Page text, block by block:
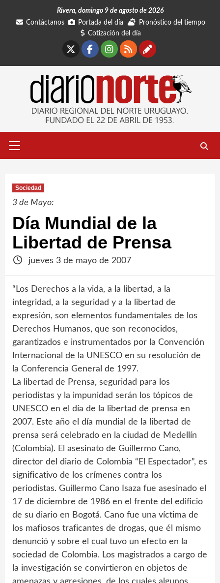
Rivera, domingo 9 de agosto de 2026
Contáctanos
Portada del día
Pronóstico del tiempo
Cotización del día
Facebook
Instagram
RSSContáctanos
primario
Sociedad
3 de Mayo:
Día Mundial de la
Libertad de Prensa
jueves 3 de mayo de 2007
“Los Derechos a la vida, a la libertad, a la
integridad, a la seguridad y a la libertad de
expresión, son elementos fundamentales de los
Derechos Humanos, que son reconocidos,
garantizados e instrumentados por la Convención
Internacional de la UNESCO en su resolución de
la Conferencia General de 1997.
La libertad de Prensa, seguridad para los
periodistas y la impunidad serán los tópicos de
UNESCO en el día de la libertad de prensa en
2007. Este año el día mundial de la libertad de
prensa será celebrado en la ciudad de Medellín
(Colombia). El asesinato de Guillermo Cano,
director del diario de Colombia “El Espectador”, es
significativo de los crímenes contra los
periodistas. Guillermo Cano Isaza fue asesinado el
17 de diciembre de 1986 en el frente del edificio
de su diario en Bogotá. Cano fue una víctima de
los mafiosos traficantes de drogas, que él mismo
denunció y sobre el cual tuvo un efecto en la
sociedad de Colombia. Los magistrados a cargo de
la investigación se convirtieron en objetos de